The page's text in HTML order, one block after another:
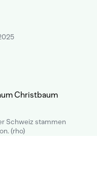
Schweiz stammen
(rho)